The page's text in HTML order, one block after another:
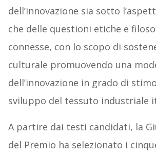
dell’innovazione sia sotto
che delle questioni etiche e
connesse, con lo scopo di
culturale promuovendo una
dell’innovazione in grado di
sviluppo del tessuto industriale
A partire dai testi candidati, la
del Premio ha selezionato i